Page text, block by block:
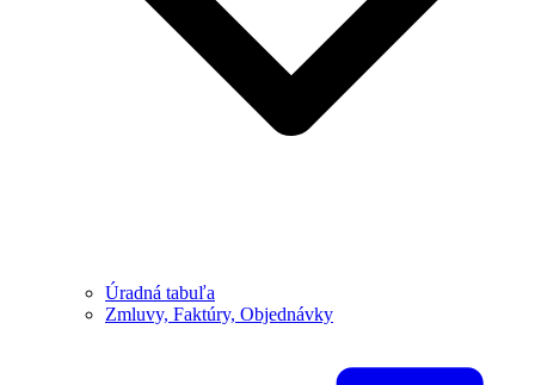
Úradná tabuľa
Zmluvy, Faktúry, Objednávky